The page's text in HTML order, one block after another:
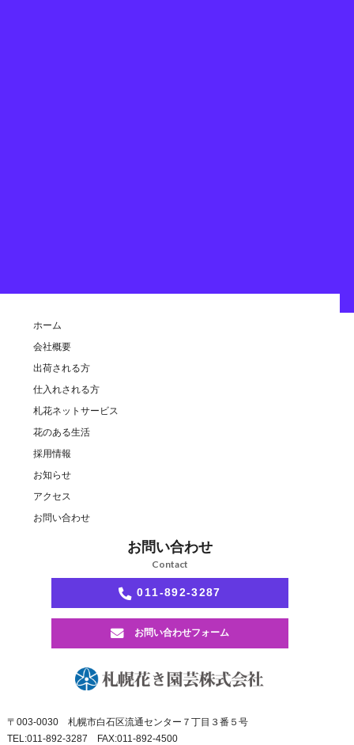
ホーム
会社概要
出荷される方
仕入れされる方
札花ネットサービス
花のある生活
採用情報
お知らせ
アクセス
お問い合わせ
お問い合わせ
Contact
011-892-3287
お問い合わせフォーム
〒003-0030
札幌市白石区流通センター７丁目３番５号
TEL:011-892-3287 FAX:011-892-4500